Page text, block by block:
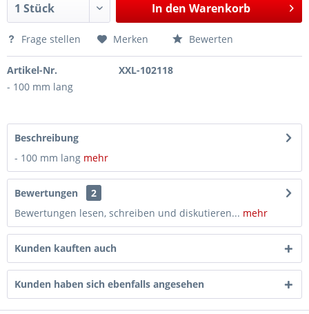
In den Warenkorb
Frage stellen Merken Bewerten
Artikel-Nr.
XXL-102118
- 100 mm lang
Beschreibung
- 100 mm lang mehr
Bewertungen
2
Bewertungen lesen, schreiben und diskutieren... mehr
Kunden kauften auch
Kunden haben sich ebenfalls angesehen